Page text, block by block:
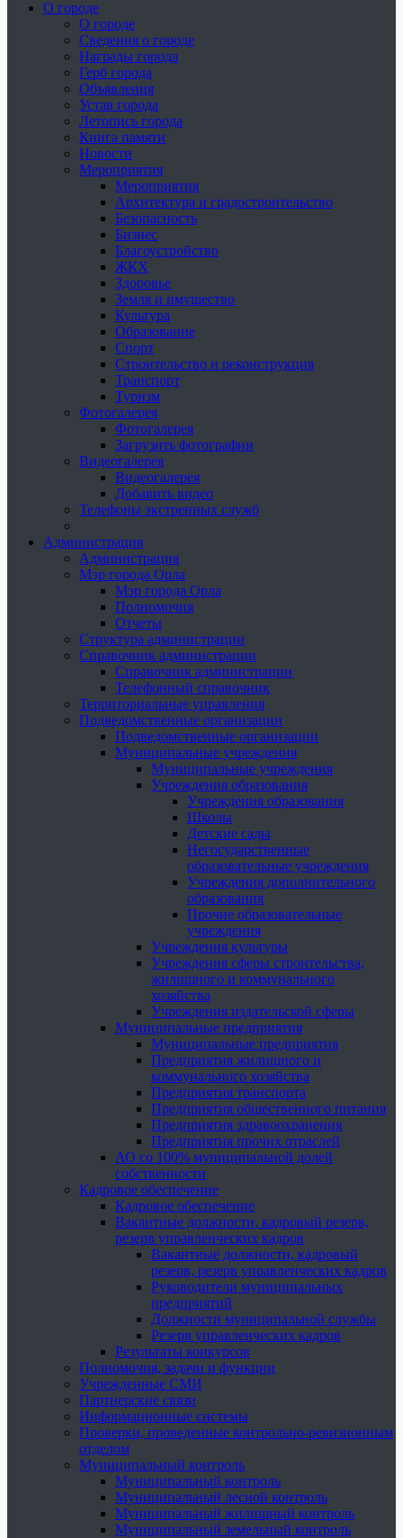
О городе
О городе
Сведения о городе
Награды города
Герб города
Объявления
Устав города
Летопись города
Книга памяти
Новости
Мероприятия
Мероприятия
Архитектура и градостроительство
Безопасность
Бизнес
Благоустройство
ЖКХ
Здоровье
Земля и имущество
Культура
Образование
Спорт
Строительство и реконструкция
Транспорт
Туризм
Фотогалерея
Фотогалерея
Загрузить фотографии
Видеогалерея
Видеогалерея
Добавить видео
Телефоны экстренных служб
Администрация
Администрация
Мэр города Орла
Мэр города Орла
Полномочия
Отчеты
Структура администрации
Справочник администрации
Справочник администрации
Телефонный справочник
Территориальные управления
Подведомственные организации
Подведомственные организации
Муниципальные учреждения
Муниципальные учреждения
Учреждения образования
Учреждения образования
Школы
Детские сады
Негосударственные
образовательные учреждения
Учреждения дополнительного
образования
Прочие образовательные
учреждения
Учреждения культуры
Учреждения сферы строительства,
жилищного и коммунального
хозяйства
Учреждения издательской сферы
Муниципальные предприятия
Муниципальные предприятия
Предприятия жилищного и
коммунального хозяйства
Предприятия транспорта
Предприятия общественного питания
Предприятия здравоохранения
Предприятия прочих отраслей
АО со 100% муниципальной долей
собственности
Кадровое обеспечение
Кадровое обеспечение
Вакантные должности, кадровый резерв,
резерв управленческих кадров
Вакантные должности, кадровый
резерв, резерв управленческих кадров
Руководители муниципальных
предприятий
Должности муниципальной службы
Резерв управленческих кадров
Результаты конкурсов
Полномочия, задачи и функции
Учрежденные СМИ
Партнерские связи
Информационные системы
Проверки, проведенные контрольно-ревизионным
отделом
Муниципальный контроль
Муниципальный контроль
Муниципальный лесной контроль
Муниципальный жилищный контроль
Муниципальный земельный контроль